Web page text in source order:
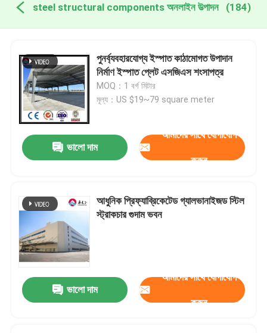
steel structural components অনলাইন উত্পাদন (184)
পুনর্ব্যবহারযোগ্য ইস্পাত কাঠামোগত উপাদান
নির্মাণ ইস্পাত প্লেট এসজিএস শংসাপত্র
MOQ：1 বর্গ মিটার
মূল্য：US $19~79 square meter
ভালো দাম
আমাদের সাথে যোগাযোগ
করুন
আধুনিক প্রিফ্যাব্রিকেটেড গ্যালভানাইজড স্টিল
স্ট্রাকচার গুদাম ভবন
ভালো দাম
আমাদের সাথে যোগাযোগ
করুন